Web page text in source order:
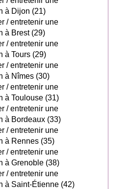
à Dijon (21)
/ entretenir une
à Brest (29)
/ entretenir une
à Tours (29)
/ entretenir une
à Nîmes (30)
/ entretenir une
à Toulouse (31)
/ entretenir une
à Bordeaux (33)
/ entretenir une
à Rennes (35)
/ entretenir une
à Grenoble (38)
/ entretenir une
à Saint-Étienne (42)